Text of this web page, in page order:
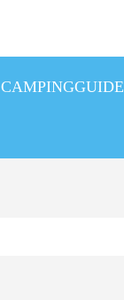
CAMPINGGUIDE